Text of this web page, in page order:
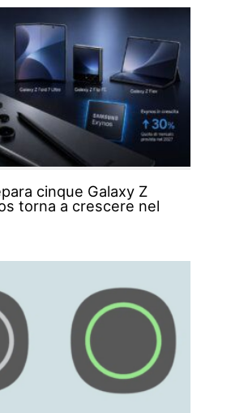
cinque Galaxy Z
torna a crescere nel